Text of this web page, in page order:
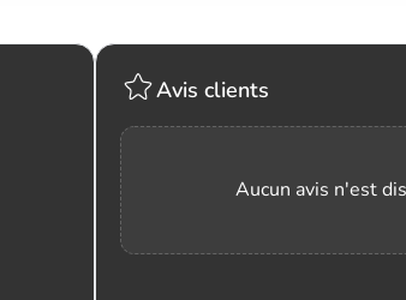
Avis clients
Aucun avis n'est